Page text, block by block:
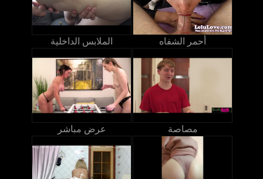
الملابس الداخلية أحمر الشفاه
عرض مباشر مصاصة